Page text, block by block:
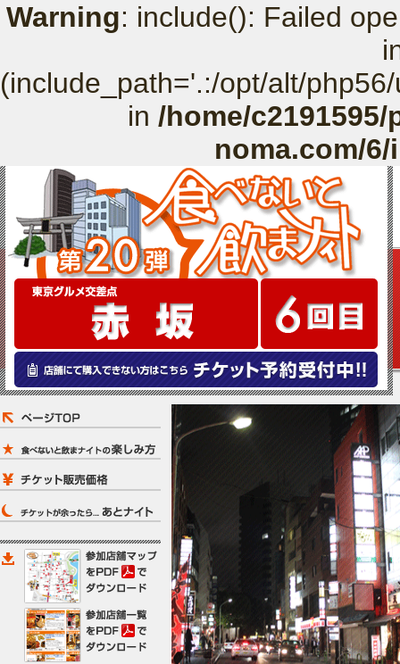
Warning: include(): Failed
(include_path='.:/opt/alt/
in /home/
noma.com/